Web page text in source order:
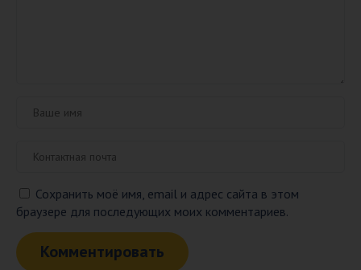
Сохранить моё имя, email и адрес сайта в этом
браузере для последующих моих комментариев.